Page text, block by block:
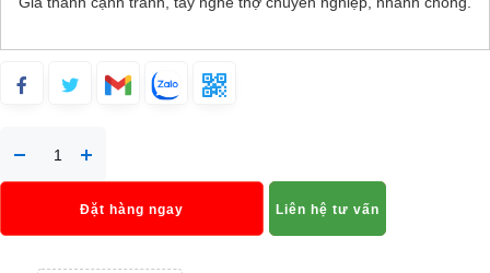
Đặt hàng ngay Liên hệ tư vấn